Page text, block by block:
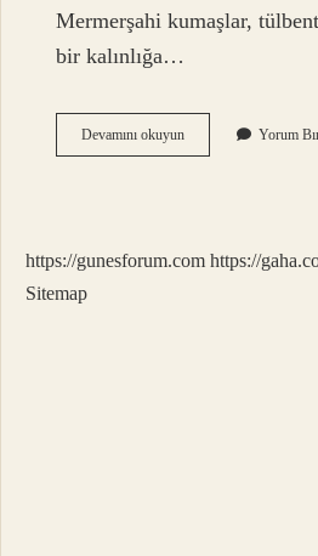
Mermerşahi kumaşlar,
bir kalınlığa…
Devamını okuyunMermerşahi
Bezi
Yorum
https://gunesforum.com https://
Sitemap